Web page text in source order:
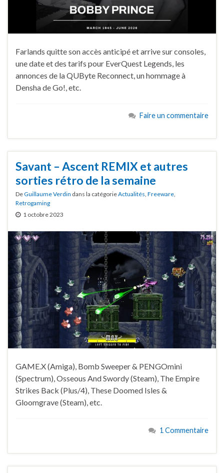
Farlands quitte son accès anticipé et arrive sur consoles,
une date et des tarifs pour EverQuest Legends, les
annonces de la QUByte Reconnect, un hommage à
Densha de Go!, etc.
Faire un commentaire
Savant – Ascent REMIX et autres
sorties rétro de la semaine
DeGuillaume Verdin dans la catégorieActualités Freeware
Retrogaming
1 octobre 2023
GAME.X (Amiga), Bomb Sweeper & PENGOmini
(Spectrum), Osseous And Swordy (Steam), The Empire
Strikes Back (Plus/4), These Doomed Isles &
Gloomgrave (Steam), etc.
1 Commentaire